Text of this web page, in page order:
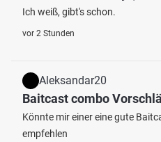
Ich weiß, gibt's schon.
vor 2 Stunden
Aleksandar20
Baitcast combo
Könnte mir einer eine gute
empfehlen